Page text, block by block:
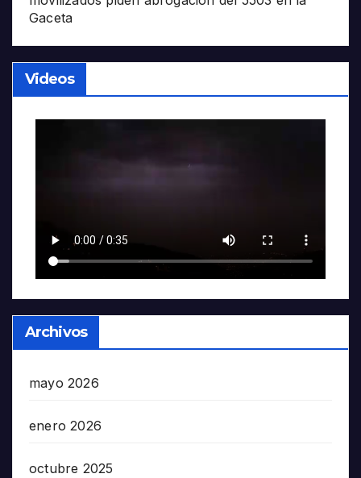
Gaceta
Videos
Archivos
mayo 2026
enero 2026
octubre 2025